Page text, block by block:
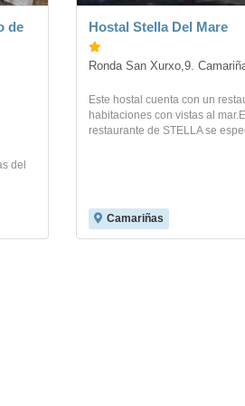
de
del
Hostal Stella Del Mare
Ronda San Xurxo,9.
Este hostal cuenta con un
habitaciones con vistas al mar.El
restaurante de STELLA se
Camariñas